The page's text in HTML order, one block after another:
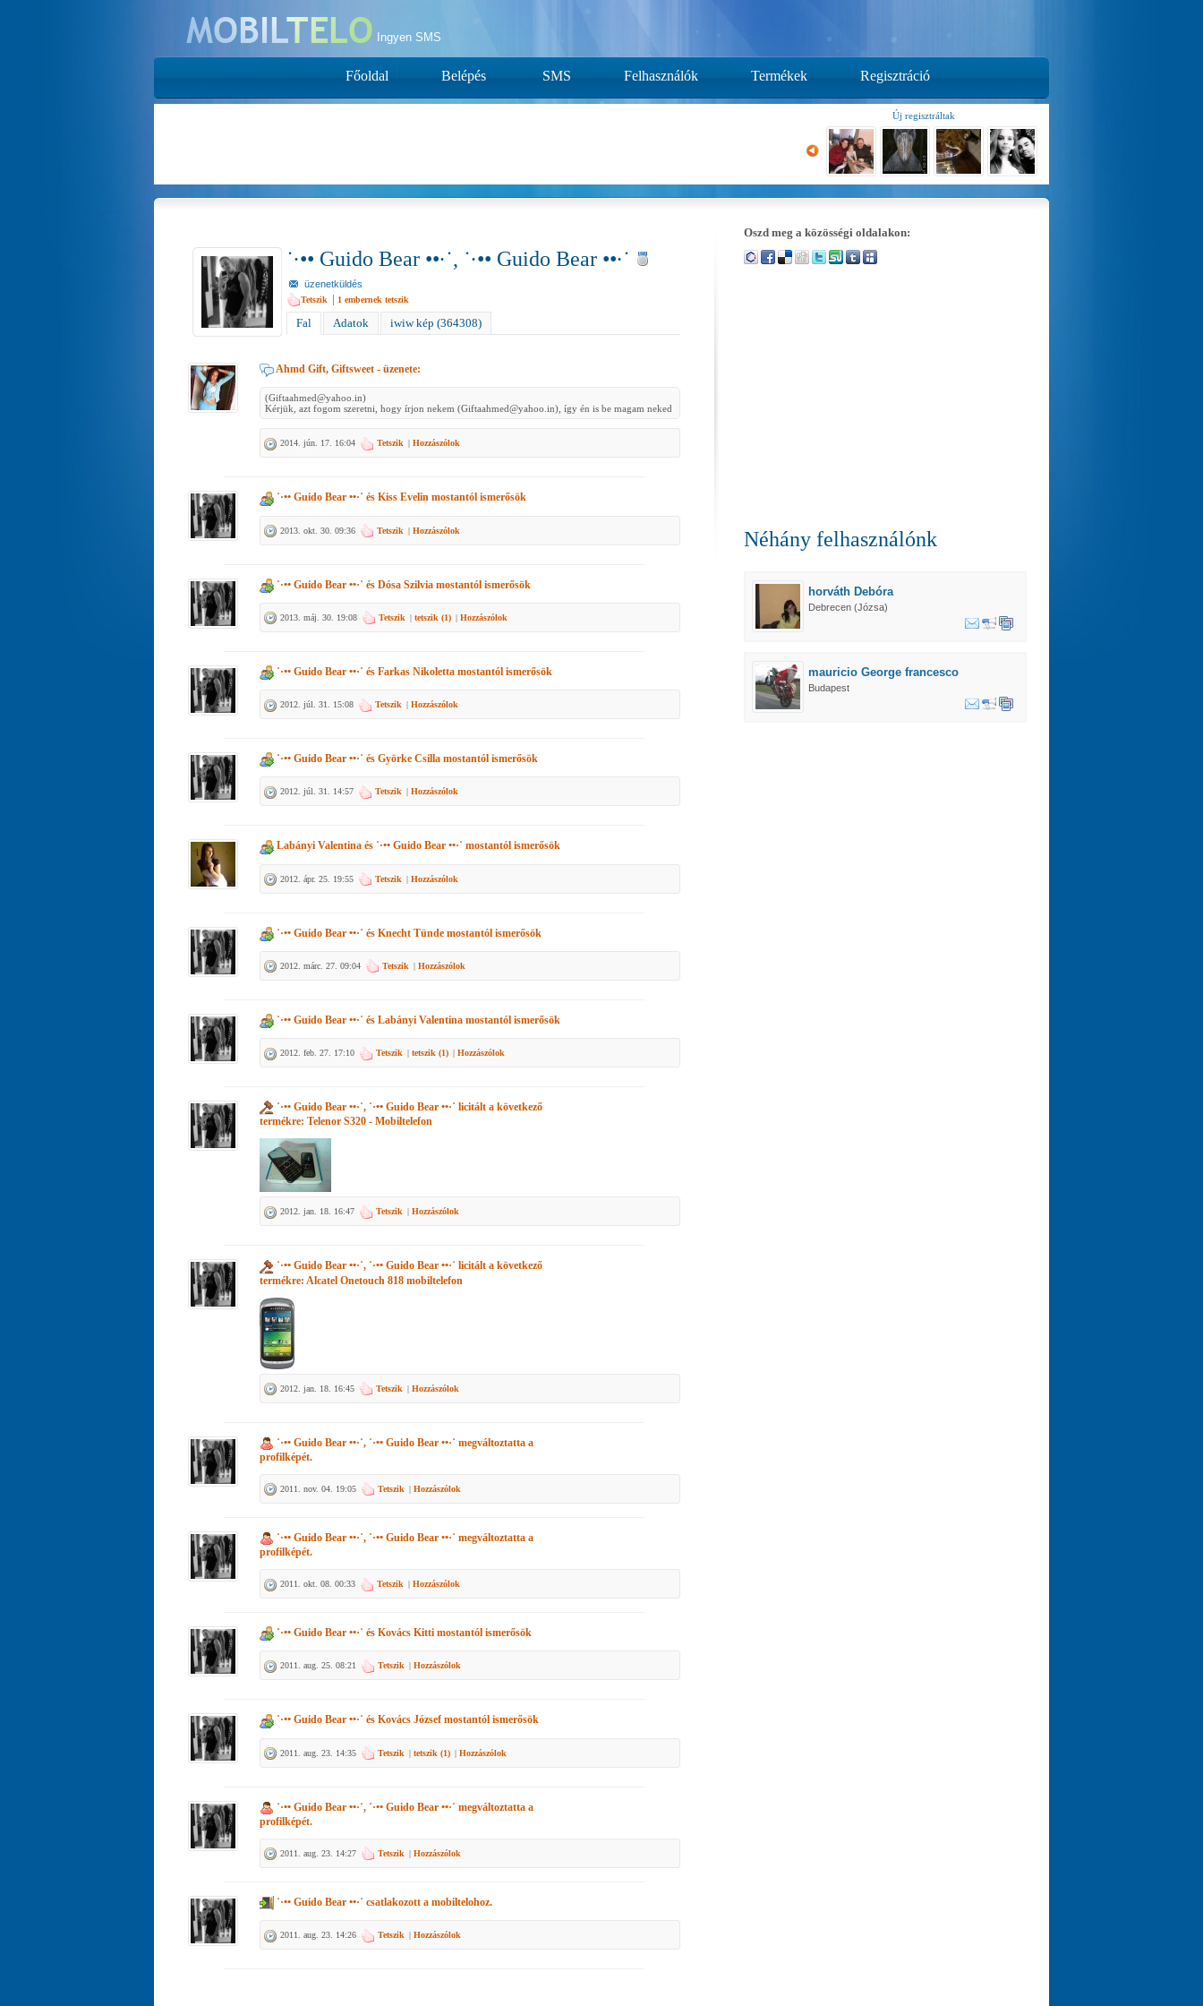
Ingyen SMS
Új regisztráltak
˙·•• Guido Bear ••·˙, ˙·•• Guido Bear ••·˙
üzenetküldés
Tetszik | 1 embernek tetszik
Fal Adatok iwiw kép (364308)
Ahmd Gift, Giftsweet - üzenete:
(Giftaahmed@yahoo.in)
Kérjük, azt fogom szeretni, hogy írjon nekem (Giftaahmed@yahoo.in), így én is be magam neked
2014. jún. 17. 16:04 Tetszik | Hozzászólok
˙·•• Guido Bear ••·˙ és Kiss Evelin mostantól ismerősök
2013. okt. 30. 09:36 Tetszik | Hozzászólok
˙·•• Guido Bear ••·˙ és Dósa Szilvia mostantól ismerősök
2013. máj. 30. 19:08 Tetszik | tetszik (1) | Hozzászólok
˙·•• Guido Bear ••·˙ és Farkas Nikoletta mostantól ismerősök
2012. júl. 31. 15:08 Tetszik | Hozzászólok
˙·•• Guido Bear ••·˙ és Györke Csilla mostantól ismerősök
2012. júl. 31. 14:57 Tetszik | Hozzászólok
Labányi Valentina és ˙·•• Guido Bear ••·˙ mostantól ismerősök
2012. ápr. 25. 19:55 Tetszik | Hozzászólok
˙·•• Guido Bear ••·˙ és Knecht Tünde mostantól ismerősök
2012. márc. 27. 09:04 Tetszik | Hozzászólok
˙·•• Guido Bear ••·˙ és Labányi Valentina mostantól ismerősök
2012. feb. 27. 17:10 Tetszik | tetszik (1) | Hozzászólok
˙·•• Guido Bear ••·˙, ˙·•• Guido Bear ••·˙ licitált a következő
termékre: Telenor S320 - Mobiltelefon
2012. jan. 18. 16:47 Tetszik | Hozzászólok
˙·•• Guido Bear ••·˙, ˙·•• Guido Bear ••·˙ licitált a következő
termékre: Alcatel Onetouch 818 mobiltelefon
2012. jan. 18. 16:45 Tetszik | Hozzászólok
˙·•• Guido Bear ••·˙, ˙·•• Guido Bear ••·˙ megváltoztatta a
profilképét.
2011. nov. 04. 19:05 Tetszik | Hozzászólok
˙·•• Guido Bear ••·˙, ˙·•• Guido Bear ••·˙ megváltoztatta a
profilképét.
2011. okt. 08. 00:33 Tetszik | Hozzászólok
˙·•• Guido Bear ••·˙ és Kovács Kitti mostantól ismerősök
2011. aug. 25. 08:21 Tetszik | Hozzászólok
˙·•• Guido Bear ••·˙ és Kovács Józsefmostantól ismerősök
2011. aug. 23. 14:35 Tetszik | tetszik (1) | Hozzászólok
˙·•• Guido Bear ••·˙, ˙·•• Guido Bear ••·˙ megváltoztatta a
profilképét.
2011. aug. 23. 14:27 Tetszik | Hozzászólok
˙·•• Guido Bear ••·˙ csatlakozott a mobiltelohoz.
2011. aug. 23. 14:26 Tetszik | Hozzászólok
Oszd meg a közösségi oldalakon:
Néhány felhasználónk
horváth Debóra
Debrecen (Józsa)
mauricio George francesco
Budapest
Főoldal Belépés SMS Felhasználók Termékek Regisztráció